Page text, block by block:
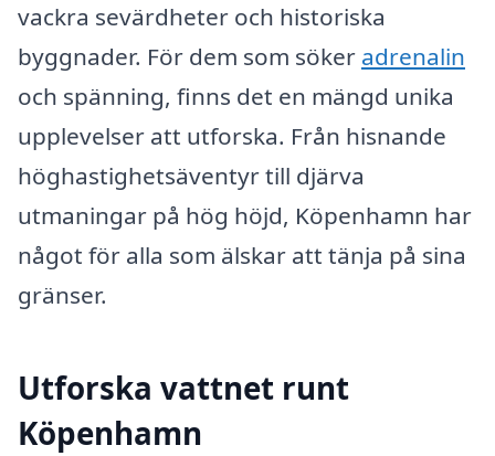
vackra sevärdheter och historiska
byggnader. För dem som söker adrenalin
och spänning, finns det en mängd unika
upplevelser att utforska. Från hisnande
höghastighetsäventyr till djärva
utmaningar på hög höjd, Köpenhamn har
något för alla som älskar att tänja på sina
gränser.
Utforska vattnet runt
Köpenhamn